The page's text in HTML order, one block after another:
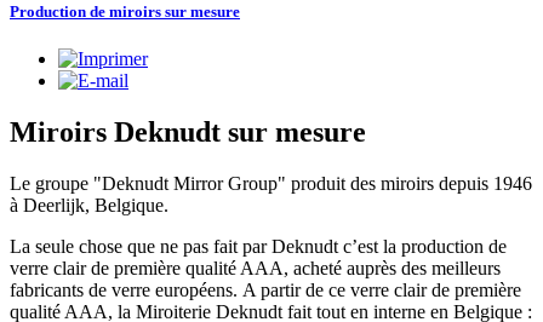
Production de miroirs sur mesure
Miroirs Deknudt sur mesure
Le groupe "Deknudt Mirror Group" produit des miroirs depuis 1946
à Deerlijk, Belgique.
La seule chose que ne pas fait par Deknudt c’est la production de
verre clair de première qualité AAA, acheté auprès des meilleurs
fabricants de verre européens. A partir de ce verre clair de première
qualité AAA, la Miroiterie Deknudt fait tout en interne en Belgique :